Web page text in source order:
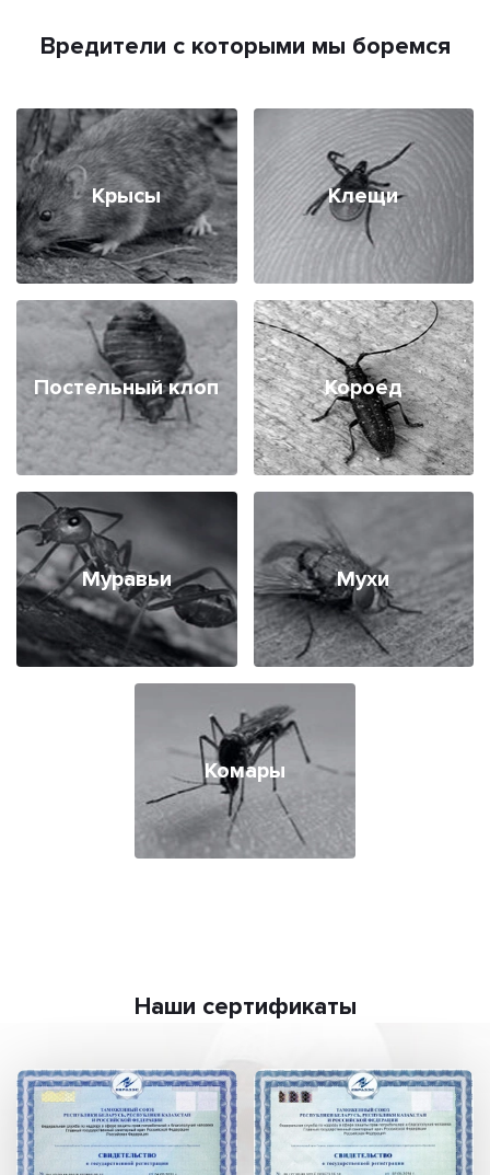
Вредители с которыми мы боремся
Крысы Клещи
Постельный клоп Короед
Муравьи Мухи
Комары
Наши сертификаты